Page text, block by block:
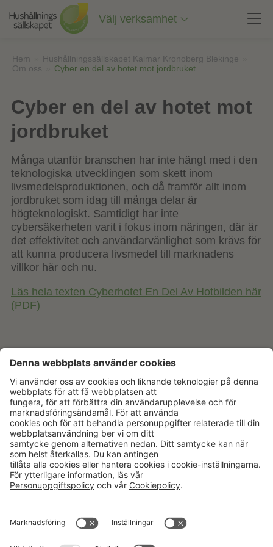
innehåll
Välj verksamhet
Hem Hushållningssällskapet Kalmar Kronoberg Blekinge
Om oss
Cyber en del av hotet mot jordbruket
Cyber en del av hotet mot
jordbruket
Många utanför branschen har inte hängt med i den
teknologiska utvecklingen som skett inom
livsmedelsproduktionen, och då framför allt inom
jordbruket som idag till många delar är
högteknologiskt. Samtidigt har inte
cybersäkerheten varit i fokus inom näringen, där är
det effektivitet och användarvänlighet som krävs för
att kunna producera livsmedel till marknadens
villkor här och nu.
Läs hela texten Cyberhotet En Del Av Hotbilden här
(PDF)
Karriär
Verksamheter
Om Hushållningssällskapet